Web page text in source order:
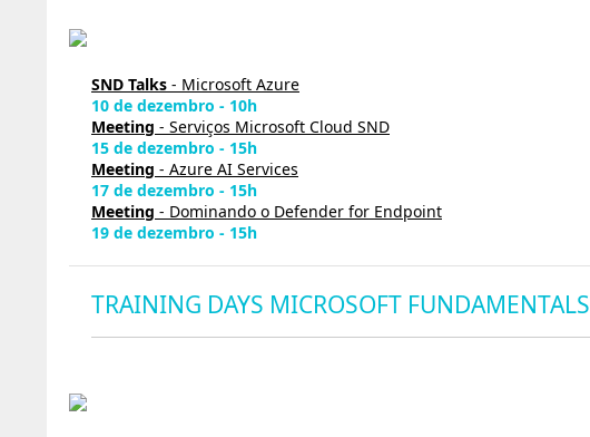
SND Talks - Microsoft Azure
10 de dezembro - 10h
Meeting - Serviços Microsoft Cloud SND
15 de dezembro - 15h
Meeting - Azure AI Services
17 de dezembro - 15h
Meeting - Dominando o Defender for Endpoint
19 de dezembro - 15h
TRAINING DAYS MICROSOFT FUNDAMENTALS